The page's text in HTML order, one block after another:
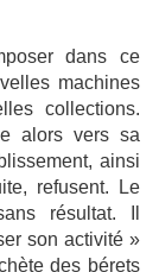
dans ce
machines
collections.
alors vers sa
ainsi
refusent. Le
résultat. Il
son activité »
des bérets